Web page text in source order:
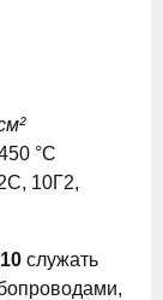
°С
10Г2,
служать